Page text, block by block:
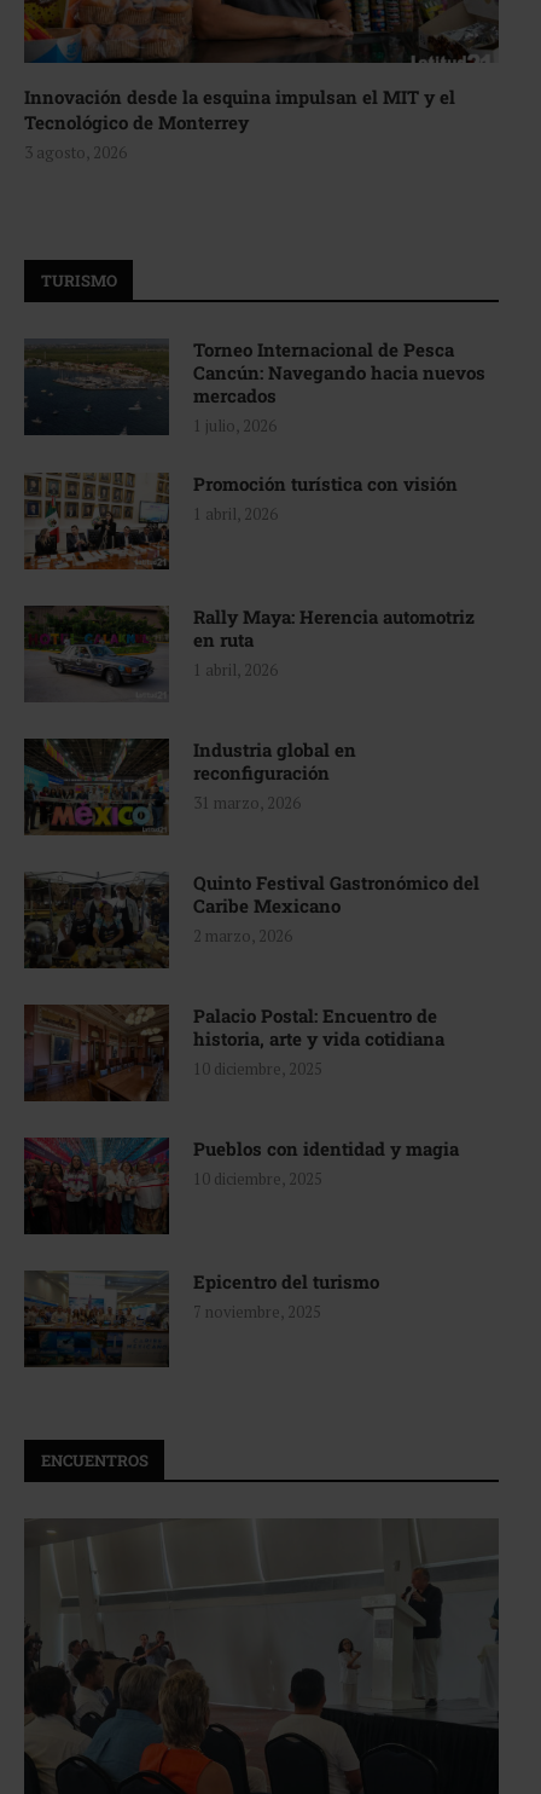
Innovación desde la esquina impulsan el MIT y el
Tecnológico de Monterrey
3 agosto, 2026
TURISMO
Torneo Internacional de Pesca
Cancún: Navegando hacia nuevos
mercados
1 julio, 2026
Promoción turística con visión
1 abril, 2026
Rally Maya: Herencia automotriz
en ruta
1 abril, 2026
Industria global en
reconfiguración
31 marzo, 2026
Quinto Festival Gastronómico del
Caribe Mexicano
2 marzo, 2026
Palacio Postal: Encuentro de
historia, arte y vida cotidiana
10 diciembre, 2025
Pueblos con identidad y magia
10 diciembre, 2025
Epicentro del turismo
7 noviembre, 2025
ENCUENTROS